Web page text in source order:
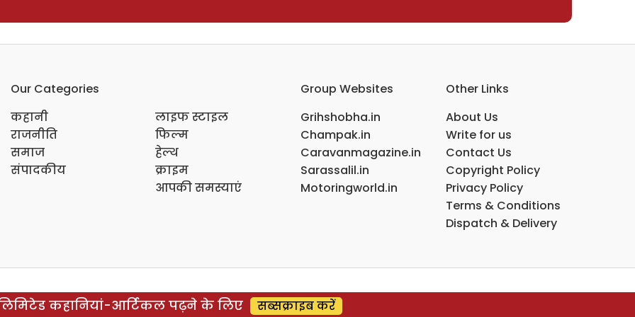
Our Categories
कहानी
राजनीति
समाज
संपादकीय
लाइफ स्टाइल
फिल्म
हेल्थ
क्राइम
आपकी समस्याएं
Group Websites
Grihshobha.in
Champak.in
Caravanmagazine.in
Sarassalil.in
Motoringworld.in
Other Links
About Us
Write for us
Contact Us
Copyright Policy
Privacy Policy
Terms & Conditions
Dispatch & Delivery
कहानियां-आर्टिकल पढ़ने के लिए सब्सक्राइब करें